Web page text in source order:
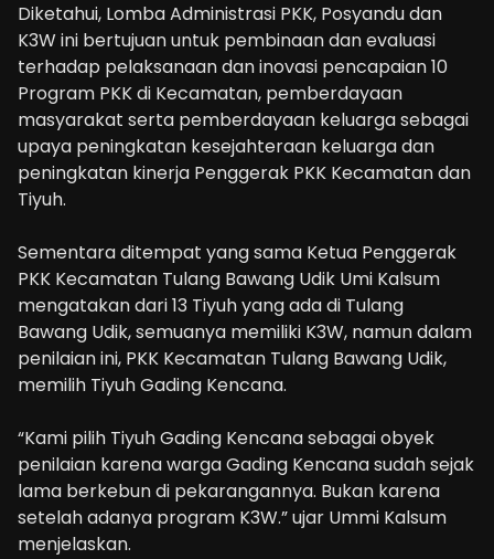
Diketahui, Lomba Administrasi PKK, Posyandu dan
K3W ini bertujuan untuk pembinaan dan evaluasi
terhadap pelaksanaan dan inovasi pencapaian 10
Program PKK di Kecamatan, pemberdayaan
masyarakat serta pemberdayaan keluarga sebagai
upaya peningkatan kesejahteraan keluarga dan
peningkatan kinerja Penggerak PKK Kecamatan dan
Tiyuh.
Sementara ditempat yang sama Ketua Penggerak
PKK Kecamatan Tulang Bawang Udik Umi Kalsum
mengatakan dari 13 Tiyuh yang ada di Tulang
Bawang Udik, semuanya memiliki K3W, namun dalam
penilaian ini, PKK Kecamatan Tulang Bawang Udik,
memilih Tiyuh Gading Kencana.
“Kami pilih Tiyuh Gading Kencana sebagai obyek
penilaian karena warga Gading Kencana sudah sejak
lama berkebun di pekarangannya. Bukan karena
setelah adanya program K3W.” ujar Ummi Kalsum
menjelaskan.